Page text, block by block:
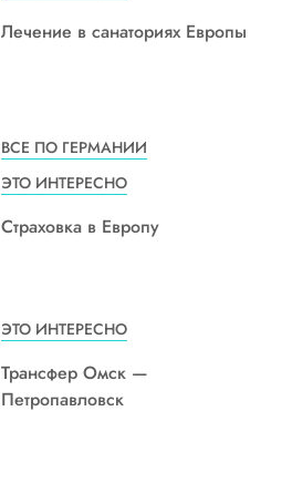
Лечение в санаториях Европы
ВСЕ ПО ГЕРМАНИИ
ЭТО ИНТЕРЕСНО
Страховка в Европу
ЭТО ИНТЕРЕСНО
Трансфер Омск —
Петропавловск